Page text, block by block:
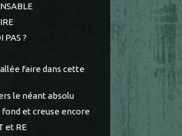
PAS ?
allée faire dans cette
le néant absolu
fond et creuse encore
et RE